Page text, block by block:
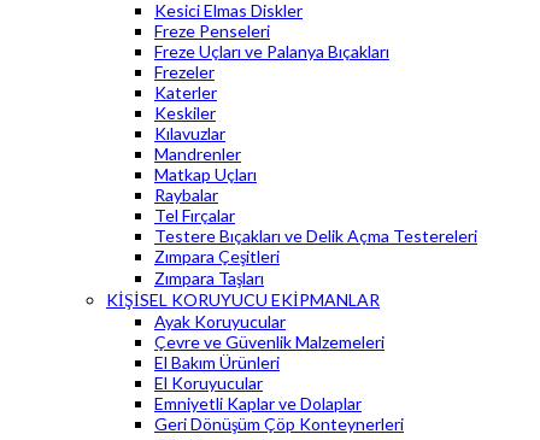
Kesici Elmas Diskler
Freze Penseleri
Freze Uçları ve Palanya Bıçakları
Frezeler
Katerler
Keskiler
Kılavuzlar
Mandrenler
Matkap Uçları
Raybalar
Tel Fırçalar
Testere Bıçakları ve Delik Açma Testereleri
Zımpara Çeşitleri
Zımpara Taşları
KİŞİSEL KORUYUCU EKİPMANLAR
Ayak Koruyucular
Çevre ve Güvenlik Malzemeleri
El Bakım Ürünleri
El Koruyucular
Emniyetli Kaplar ve Dolaplar
Geri Dönüşüm Çöp Konteynerleri